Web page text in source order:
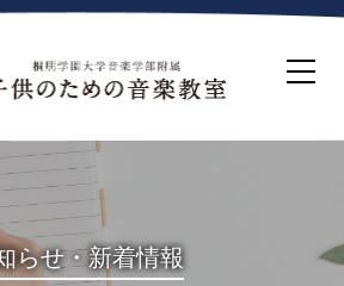
ホーム
徒募集について
教室案内
コース紹介
概要・沿革
朋を選ぶ理由
タビュー・コラム
らせ・新着情報